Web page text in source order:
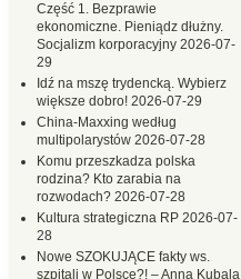
Część 1. Bezprawie
ekonomiczne. Pieniądz dłużny.
Socjalizm korporacyjny 2026-07-
29
Idź na mszę trydencką. Wybierz
większe dobro! 2026-07-29
China-Maxxing według
multipolarystów 2026-07-28
Komu przeszkadza polska
rodzina? Kto zarabia na
rozwodach? 2026-07-28
Kultura strategiczna RP 2026-07-
28
Nowe SZOKUJĄCE fakty ws.
szpitali w Polsce?! – Anna Kubala